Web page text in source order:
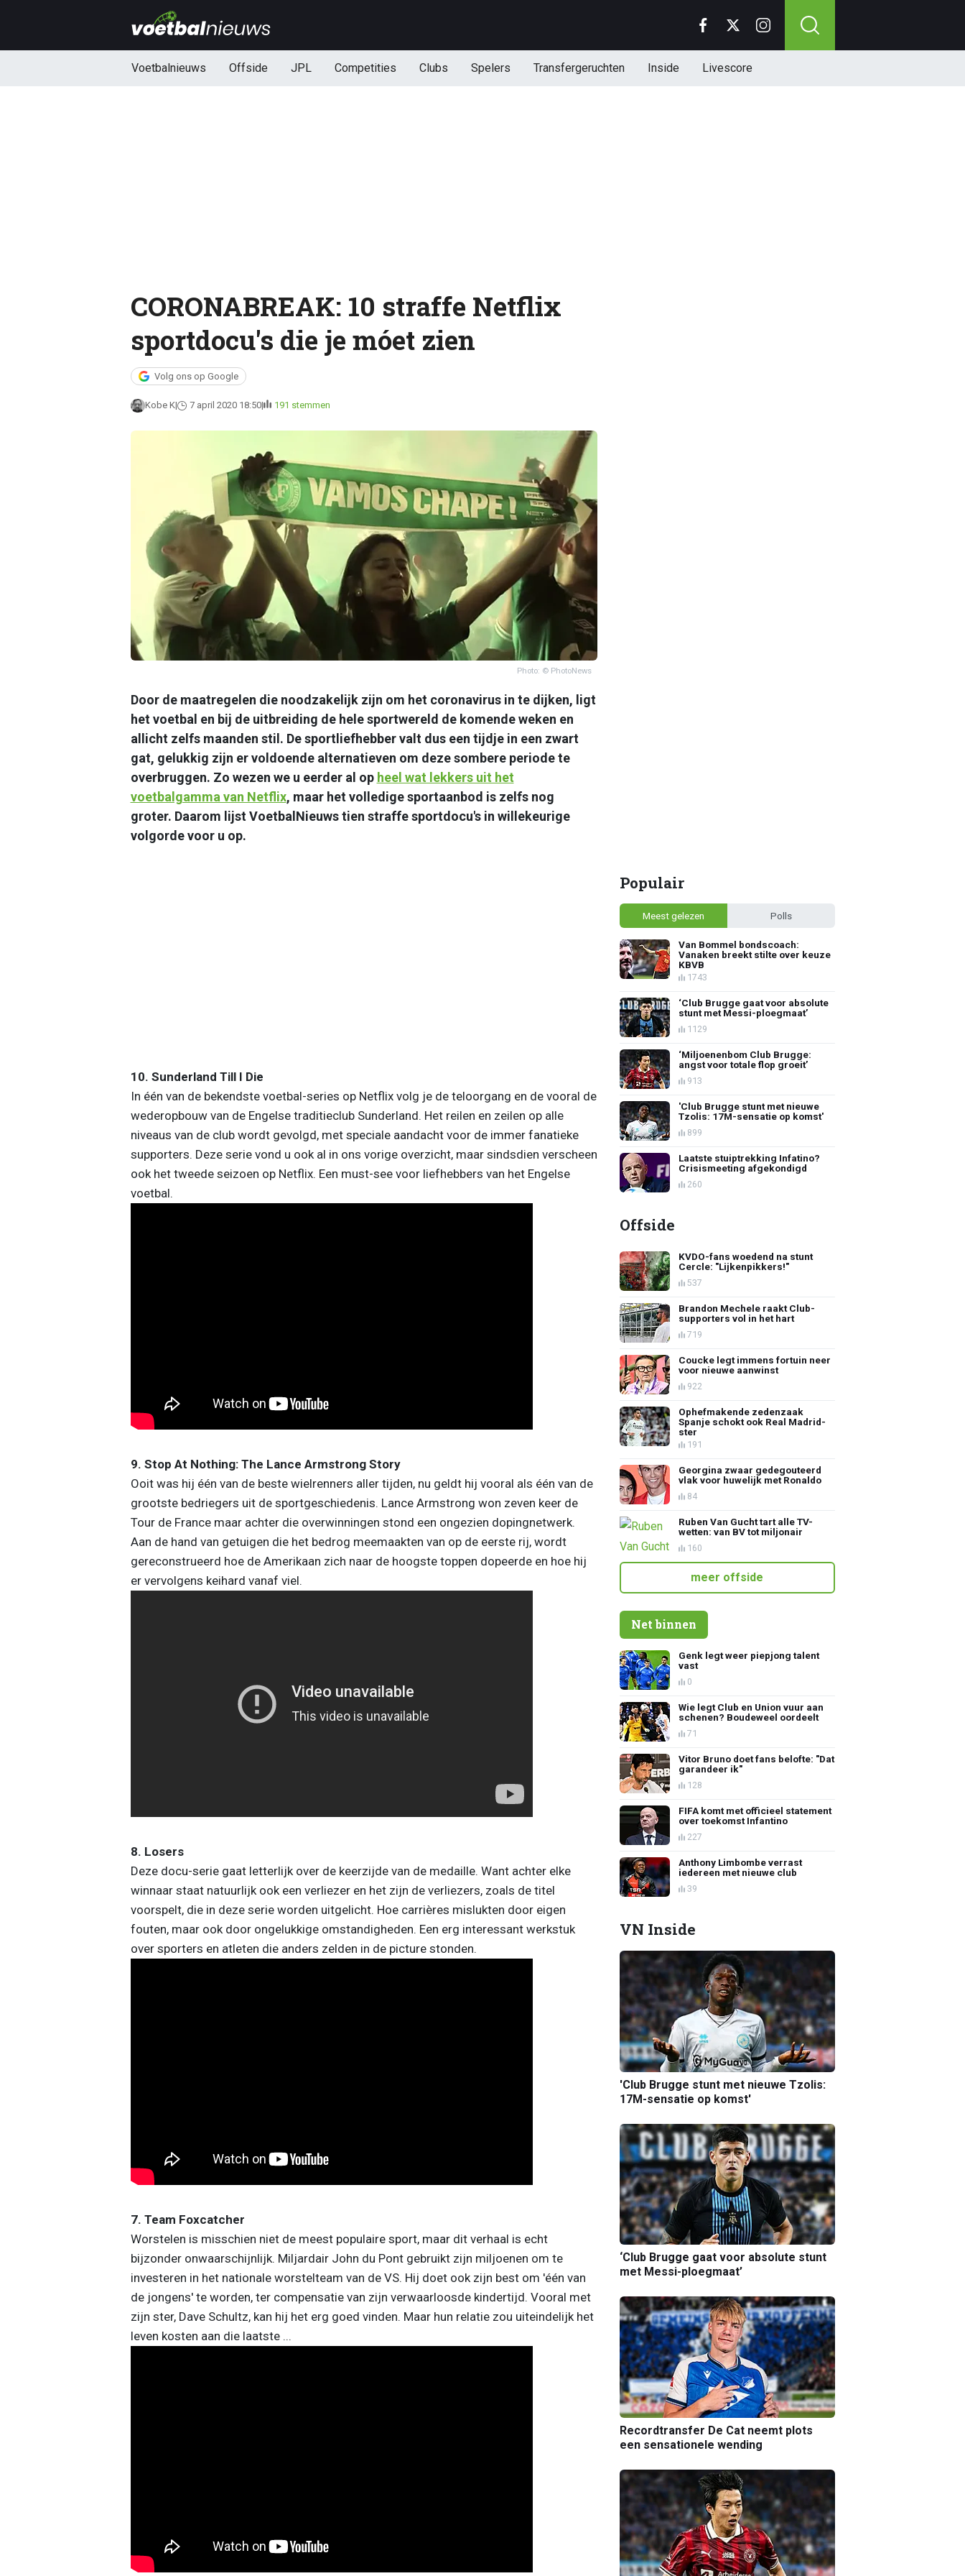
Voetbalnieuws Offside JPL Competities Clubs Spelers Transfergeruchten Inside Livescore
CORONABREAK: 10 straffe Netflix
sportdocu's die je móet zien
Volg ons op Google
Kobe K 7 april 2020 18:50 191 stemmen
Photo: © PhotoNews
Door de maatregelen die noodzakelijk zijn om het coronavirus in te dijken, ligt
het voetbal en bij de uitbreiding de hele sportwereld de komende weken en
allicht zelfs maanden stil. De sportliefhebber valt dus een tijdje in een zwart
gat, gelukkig zijn er voldoende alternatieven om deze sombere periode te
overbruggen. Zo wezen we u eerder al op heel wat lekkers uit het
voetbalgamma van Netflix, maar het volledige sportaanbod is zelfs nog
groter. Daarom lijst VoetbalNieuws tien straffe sportdocu's in willekeurige
volgorde voor u op.
10. Sunderland Till I Die
In één van de bekendste voetbal-series op Netflix volg je de teloorgang en de vooral de
wederopbouw van de Engelse traditieclub Sunderland. Het reilen en zeilen op alle
niveaus van de club wordt gevolgd, met speciale aandacht voor de immer fanatieke
supporters. Deze serie vond u ook al in ons vorige overzicht, maar sindsdien verscheen
ook het tweede seizoen op Netflix. Een must-see voor liefhebbers van het Engelse
voetbal.
9. Stop At Nothing: The Lance Armstrong Story
Ooit was hij één van de beste wielrenners aller tijden, nu geldt hij vooral als één van de
grootste bedriegers uit de sportgeschiedenis. Lance Armstrong won zeven keer de
Tour de France maar achter die overwinningen stond een ongezien dopingnetwerk.
Aan de hand van getuigen die het bedrog meemaakten van op de eerste rij, wordt
gereconstrueerd hoe de Amerikaan zich naar de hoogste toppen dopeerde en hoe hij
er vervolgens keihard vanaf viel.
8. Losers
Deze docu-serie gaat letterlijk over de keerzijde van de medaille. Want achter elke
winnaar staat natuurlijk ook een verliezer en het zijn de verliezers, zoals de titel
voorspelt, die in deze serie worden uitgelicht. Hoe carrières mislukten door eigen
fouten, maar ook door ongelukkige omstandigheden. Een erg interessant werkstuk
over sporters en atleten die anders zelden in de picture stonden.
7. Team Foxcatcher
Worstelen is misschien niet de meest populaire sport, maar dit verhaal is echt
bijzonder onwaarschijnlijk. Miljardair John du Pont gebruikt zijn miljoenen om te
investeren in het nationale worstelteam van de VS. Hij doet ook zijn best om 'één van
de jongens' te worden, ter compensatie van zijn verwaarloosde kindertijd. Vooral met
zijn ster, Dave Schultz, kan hij het erg goed vinden. Maar hun relatie zou uiteindelijk het
leven kosten aan die laatste ...
Populair
Meest gelezen Polls
Van Bommel bondscoach:
Vanaken breekt stilte over keuze
KBVB
1743
‘Club Brugge gaat voor absolute
stunt met Messi-ploegmaat’
1129
‘Miljoenenbom Club Brugge:
angst voor totale flop groeit’
913
'Club Brugge stunt met nieuwe
Tzolis: 17M-sensatie op komst'
899
Laatste stuiptrekking Infatino?
Crisismeeting afgekondigd
260
Offside
KVDO-fans woedend na stunt
Cercle: "Lijkenpikkers!"
537
Brandon Mechele raakt Club-
supporters vol in het hart
719
Coucke legt immens fortuin neer
voor nieuwe aanwinst
922
Ophefmakende zedenzaak
Spanje schokt ook Real Madrid-
ster
191
Georgina zwaar gedegouteerd
vlak voor huwelijk met Ronaldo
84
Ruben Van Gucht tart alle TV-
wetten: van BV tot miljonair
160
meer offside
Net binnen
Genk legt weer piepjong talent
vast
0
Wie legt Club en Union vuur aan
schenen? Boudeweel oordeelt
71
Vitor Bruno doet fans belofte: "Dat
garandeer ik"
128
FIFA komt met officieel statement
over toekomst Infantino
227
Anthony Limbombe verrast
iedereen met nieuwe club
39
VN Inside
'Club Brugge stunt met nieuwe Tzolis:
17M-sensatie op komst'
‘Club Brugge gaat voor absolute stunt
met Messi-ploegmaat’
Recordtransfer De Cat neemt plots
een sensationele wending